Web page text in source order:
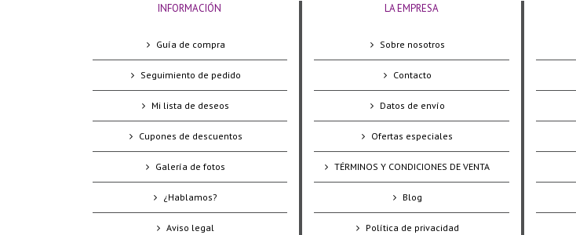
INFORMACIÓN
Guía de compra
Seguimiento de pedido
Mi lista de deseos
Cupones de descuentos
Galería de fotos
¿Hablamos?
Aviso legal
LA EMPRESA
Sobre nosotros
Contacto
Datos de envío
Ofertas especiales
TÉRMINOS Y CONDICIONES DE VENTA
Blog
Política de privacidad